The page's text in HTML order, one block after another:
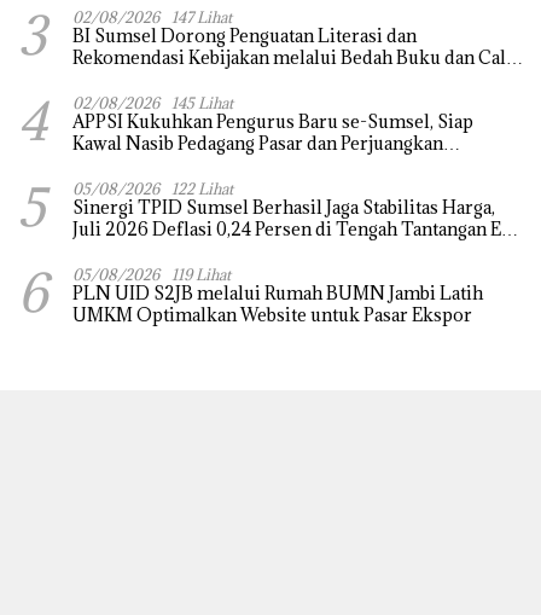
3 02/08/2026 147 Lihat
BI Sumsel Dorong Penguatan Literasi dan
Rekomendasi Kebijakan melalui Bedah Buku dan Call
2026
4 02/08/2026 145 Lihat
APPSI Kukuhkan Pengurus Baru se-Sumsel, Siap
Kawal Nasib Pedagang Pasar dan Perjuangkan
5 05/08/2026 122 Lihat
Sinergi TPID Sumsel Berhasil Jaga Stabilitas Harga,
Juli 2026 Deflasi 0,24 Persen di Tengah Tantangan El
6 05/08/2026 119 Lihat
PLN UID S2JB melalui Rumah BUMN Jambi Latih
UMKM Optimalkan Website untuk Pasar Ekspor